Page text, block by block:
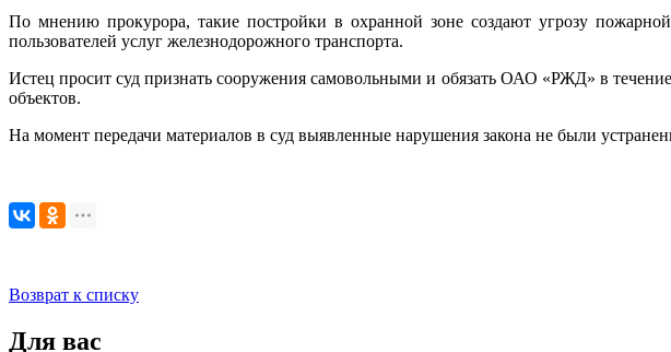
По мнению прокурора, такие постройки в охранной зоне создают угрозу
пользователей услуг железнодорожного транспорта.
Истец просит суд признать сооружения самовольными и обязать ОАО «РЖД» в
объектов.
На момент передачи материалов в суд выявленные нарушения закона не были
Возврат к списку
Для вас